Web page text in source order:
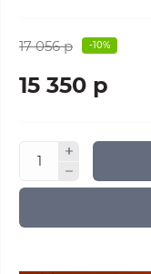
17 056 р -10%
15 350 р